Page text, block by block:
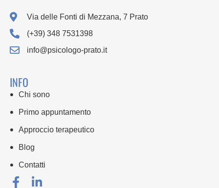
Via delle Fonti di Mezzana, 7 Prato
(+39) 348 7531398
info@psicologo-prato.it
INFO
Chi sono
Primo appuntamento
Approccio terapeutico
Blog
Contatti